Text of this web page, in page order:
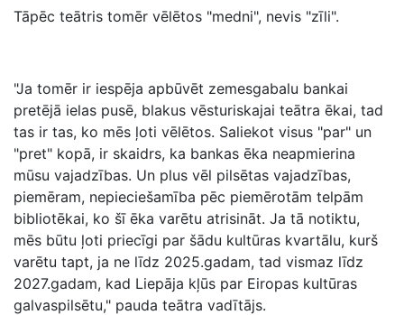
Tāpēc teātris tomēr vēlētos "medni", nevis "zīli".
"Ja tomēr ir iespēja apbūvēt zemesgabalu bankai
pretējā ielas pusē, blakus vēsturiskajai teātra ēkai, tad
tas ir tas, ko mēs ļoti vēlētos. Saliekot visus "par" un
"pret" kopā, ir skaidrs, ka bankas ēka neapmierina
mūsu vajadzības. Un plus vēl pilsētas vajadzības,
piemēram, nepieciešamība pēc piemērotām telpām
bibliotēkai, ko šī ēka varētu atrisināt. Ja tā notiktu,
mēs būtu ļoti priecīgi par šādu kultūras kvartālu, kurš
varētu tapt, ja ne līdz 2025.gadam, tad vismaz līdz
2027.gadam, kad Liepāja kļūs par Eiropas kultūras
galvaspilsētu," pauda teātra vadītājs.